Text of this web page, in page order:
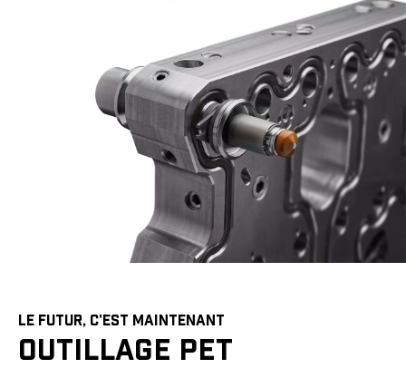
LE FUTUR, C'EST MAINTENANT
OUTILLAGE PET